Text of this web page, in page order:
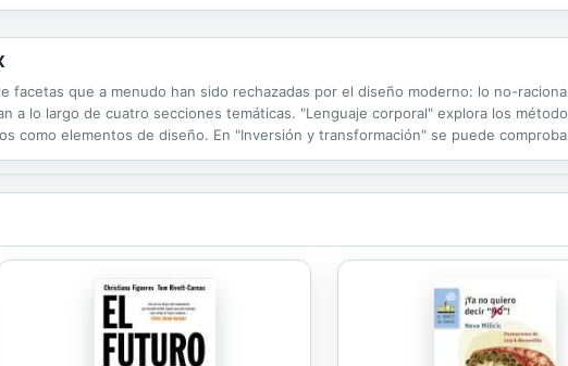
facetas que a menudo han sido rechazadas por el diseño moderno: lo no-
a lo largo de cuatro secciones temáticas. "Lenguaje corporal" explora los
como elementos de diseño. En "Inversión y transformación" se puede
de ingenio y a menudo no-funcionales, y cómo los materiales se han invertido